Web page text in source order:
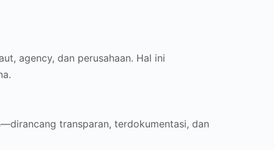
agency, dan perusahaan. Hal ini
transparan, terdokumentasi, dan